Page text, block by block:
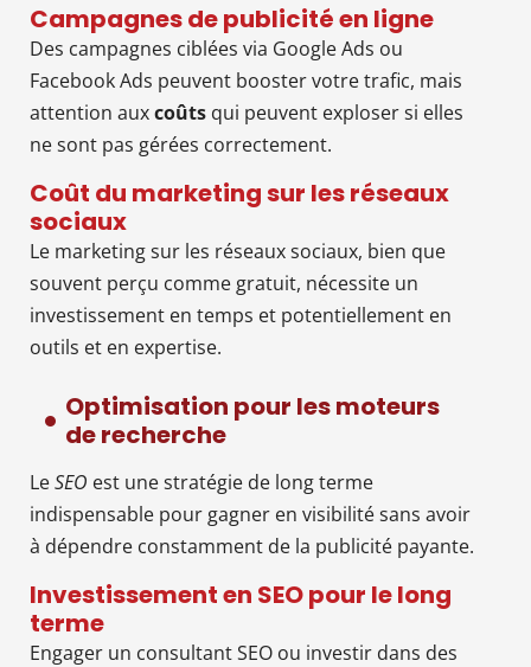
Campagnes de publicité en ligne
Des campagnes ciblées via Google Ads ou
Facebook Ads peuvent booster votre trafic, mais
attention auxcoûts qui peuvent exploser si elles
ne sont pas gérées correctement.
Coût du marketing sur les réseaux
sociaux
Le marketing sur les réseaux sociaux, bien que
souvent perçu comme gratuit, nécessite un
investissement en temps et potentiellement en
outils et en expertise.
Optimisation pour les moteurs
de recherche
LeSEO est une stratégie de long terme
indispensable pour gagner en visibilité sans avoir
à dépendre constamment de la publicité payante.
Investissement en SEO pour le long
terme
Engager un consultant SEO ou investir dans des